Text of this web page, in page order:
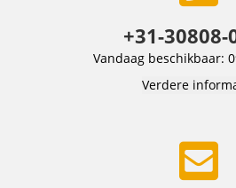
+31-30808-
Vandaag beschikbaar:
Verdere